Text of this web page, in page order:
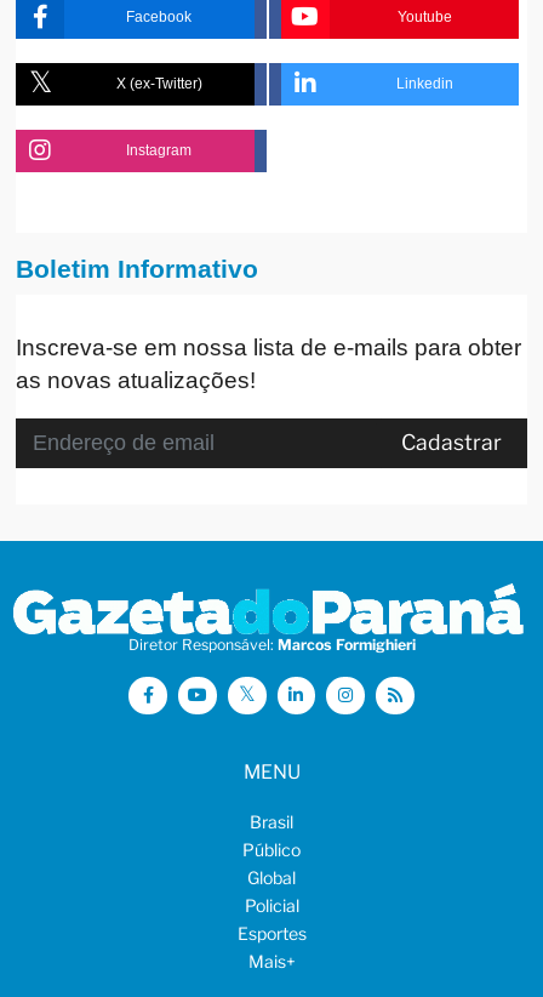
Facebook Youtube
X (ex-Twitter) Linkedin
Instagram
Boletim Informativo
Inscreva-se em nossa lista de e-mails para obter
as novas atualizações!
Cadastrar
Diretor Responsável: Marcos Formighieri
MENU
Brasil
Público
Global
Policial
Esportes
Mais+